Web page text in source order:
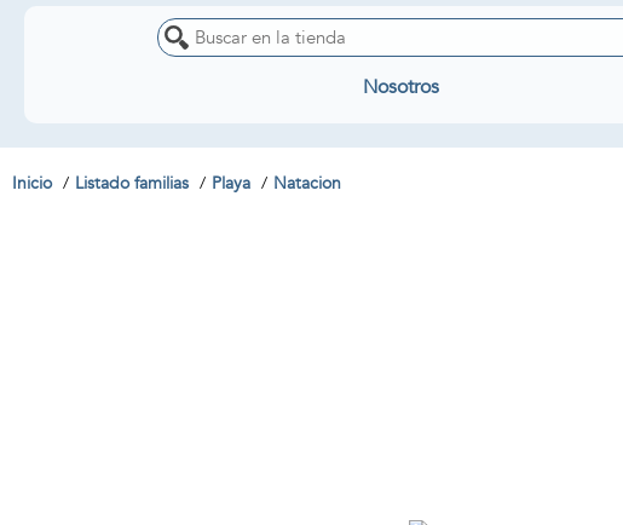
Nosotros
Inicio Listado familias Playa Natacion